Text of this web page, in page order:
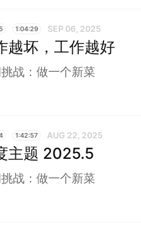
1:04:29 SEP 06, 2025
越坏，工作越好
战：做一个新菜
1:42:57 AUG 22, 2025
主题 2025.5
战：做一个新菜